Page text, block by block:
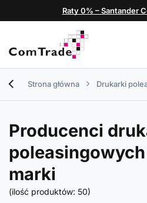
Raty 0% – Santander
Strona główna Drukarki
Producenci
marki
(ilość produktów: 50)